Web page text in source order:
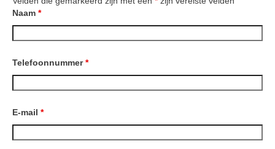
Gezonde seksualiteit
Workshops
Aanmeldformulier workshop Opstellingen
Weer vrij in mijn lijf!
Naam *
Telefoonnummer*
E-mail *